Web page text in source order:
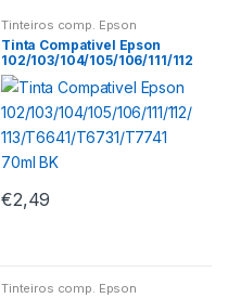
Tinteiros comp. Epson
Tinta Compativel Epson
102/103/104/105/106/111/112
/113/T6641/T6731/T7741
70ml BK
€2,49
Tinteiros comp. Epson